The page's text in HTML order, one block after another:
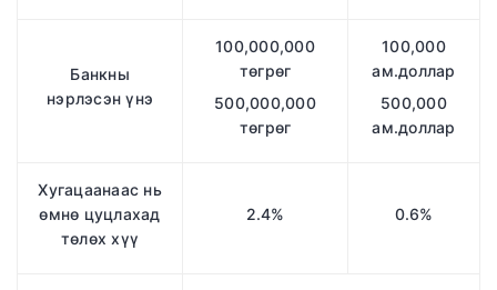
Банкны
нэрлэсэн үнэ
100,000,000
төгрөг
500,000,000
төгрөг
100,000
ам.доллар
500,000
ам.доллар
Хугацаанаас нь
өмнө цуцлахад
төлөх хүү
2.4% 0.6%